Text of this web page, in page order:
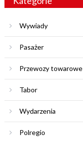
Wywiady
Pasażer
Przewozy towarowe
Tabor
Wydarzenia
Polregio